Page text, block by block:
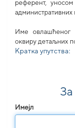
референт,
административних
Име овлашћеног
оквиру детаљних
Кратка упутства:
Имејл